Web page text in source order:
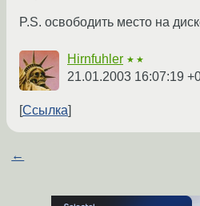
P.S. освободить место на
Hirnfuhler ★★
21.01.2003 16:07:19
Ссылка
←